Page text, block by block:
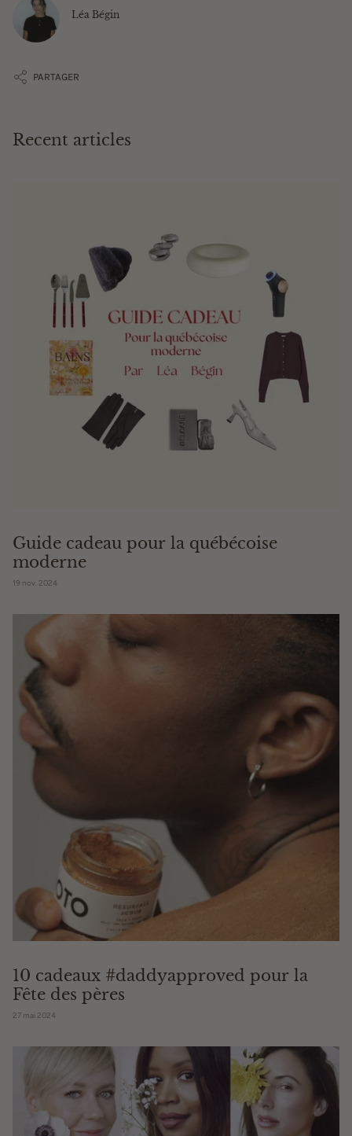
Léa Bégin
PARTAGER
Recent articles
Guide cadeau pour la québécoise
moderne
19 nov. 2024
10 cadeaux #daddyapproved pour la
Fête des pères
27 mai 2024